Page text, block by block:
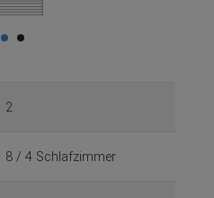
2
8 / 4 Schlafzimmer